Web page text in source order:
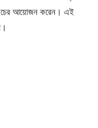
আয়োজন করেন। এই